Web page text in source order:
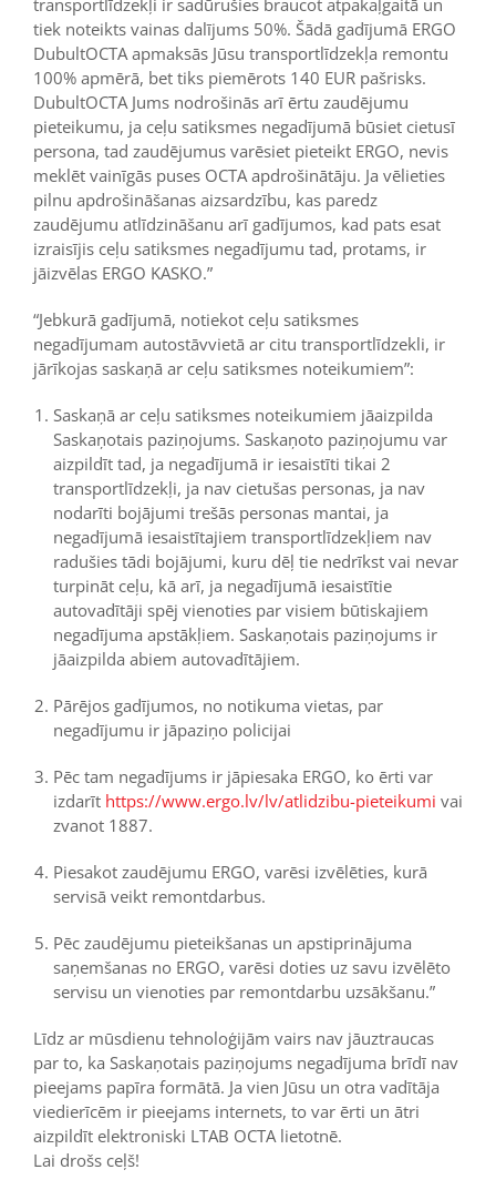
transportlīdzekļi ir sadūrušies braucot atpakaļgaitā un
tiek noteikts vainas dalījums 50%. Šādā gadījumā ERGO
DubultOCTA apmaksās Jūsu transportlīdzekļa remontu
100% apmērā, bet tiks piemērots 140 EUR pašrisks.
DubultOCTA Jums nodrošinās arī ērtu zaudējumu
pieteikumu, ja ceļu satiksmes negadījumā būsiet cietusī
persona, tad zaudējumus varēsiet pieteikt ERGO, nevis
meklēt vainīgās puses OCTA apdrošinātāju. Ja vēlieties
pilnu apdrošināšanas aizsardzību, kas paredz
zaudējumu atlīdzināšanu arī gadījumos, kad pats esat
izraisījis ceļu satiksmes negadījumu tad, protams, ir
jāizvēlas ERGO KASKO.”
“Jebkurā gadījumā, notiekot ceļu satiksmes
negadījumam autostāvvietā ar citu transportlīdzekli, ir
jārīkojas saskaņā ar ceļu satiksmes noteikumiem”:
Saskaņā ar ceļu satiksmes noteikumiem jāaizpilda
Saskaņotais paziņojums. Saskaņoto paziņojumu var
aizpildīt tad, ja negadījumā ir iesaistīti tikai 2
transportlīdzekļi, ja nav cietušas personas, ja nav
nodarīti bojājumi trešās personas mantai, ja
negadījumā iesaistītajiem transportlīdzekļiem nav
radušies tādi bojājumi, kuru dēļ tie nedrīkst vai nevar
turpināt ceļu, kā arī, ja negadījumā iesaistītie
autovadītāji spēj vienoties par visiem būtiskajiem
negadījuma apstākļiem. Saskaņotais paziņojums ir
jāaizpilda abiem autovadītājiem.
Pārējos gadījumos, no notikuma vietas, par
negadījumu ir jāpaziņo policijai
Pēc tam negadījums ir jāpiesaka ERGO, ko ērti var
izdarīt https://www.ergo.lv/lv/atlidzibu-pieteikumi vai
zvanot 1887.
Piesakot zaudējumu ERGO, varēsi izvēlēties, kurā
servisā veikt remontdarbus.
Pēc zaudējumu pieteikšanas un apstiprinājuma
saņemšanas no ERGO, varēsi doties uz savu izvēlēto
servisu un vienoties par remontdarbu uzsākšanu.”
Līdz ar mūsdienu tehnoloģijām vairs nav jāuztraucas
par to, ka Saskaņotais paziņojums negadījuma brīdī nav
pieejams papīra formātā. Ja vien Jūsu un otra vadītāja
viedierīcēm ir pieejams internets, to var ērti un ātri
aizpildīt elektroniski LTAB OCTA lietotnē.
Lai drošs ceļš!